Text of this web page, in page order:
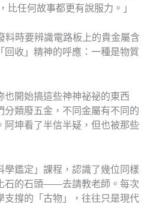
任何故事都更有說服力。」
時要辨識電路板上的貴金屬含
收」精神的呼應：一種是物質
開始搞這些神神祕祕的東西
類廢五金，不同金屬有不同的
阿坤看了半信半疑，但也被那些
鑑定」課程，認識了幾位同樣
石的石頭——去請教老師。每次
撐的「古物」，往往只是現代